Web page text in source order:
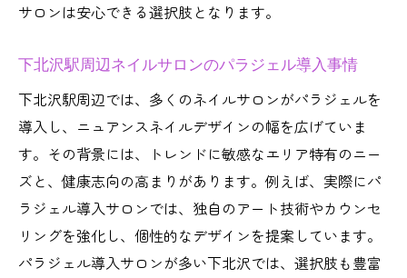
サロンは安心できる選択肢となります。
下北沢駅周辺ネイルサロンのパラジェル導入事情
下北沢駅周辺では、多くのネイルサロンがパラジェルを
導入し、ニュアンスネイルデザインの幅を広げていま
す。その背景には、トレンドに敏感なエリア特有のニー
ズと、健康志向の高まりがあります。例えば、実際にパ
ラジェル導入サロンでは、独自のアート技術やカウンセ
リングを強化し、個性的なデザインを提案しています。
パラジェル導入サロンが多い下北沢では、選択肢も豊富